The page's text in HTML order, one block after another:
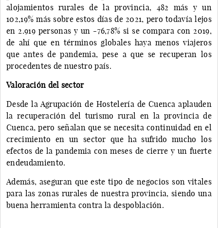
alojamientos rurales de la provincia, 482 más y un
102,19% más sobre estos días de 2021, pero todavía lejos
en 2.919 personas y un -76,78% si se compara con 2019,
de ahí que en términos globales haya menos viajeros
que antes de pandemia, pese a que se recuperan los
procedentes de nuestro país.
Valoración del sector
Desde la Agrupación de Hostelería de Cuenca aplauden
la recuperación del turismo rural en la provincia de
Cuenca, pero señalan que se necesita continuidad en el
crecimiento en un sector que ha sufrido mucho los
efectos de la pandemia con meses de cierre y un fuerte
endeudamiento.
Además, aseguran que este tipo de negocios son vitales
para las zonas rurales de nuestra provincia, siendo una
buena herramienta contra la despoblación.